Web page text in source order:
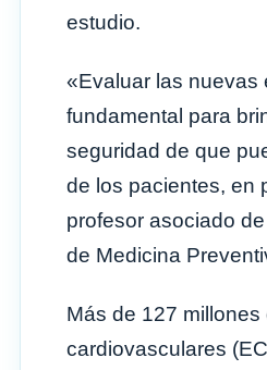
estudio.
«Evaluar las nuevas
fundamental para
seguridad de que
de los pacientes, en
profesor asociado
de Medicina
Más de 127
cardiovasculares